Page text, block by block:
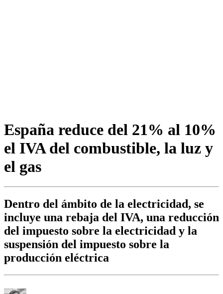
España reduce del 21% al 10%
el IVA del combustible, la luz y
el gas
Dentro del ámbito de la electricidad, se
incluye una rebaja del IVA, una reducción
del impuesto sobre la electricidad y la
suspensión del impuesto sobre la
producción eléctrica